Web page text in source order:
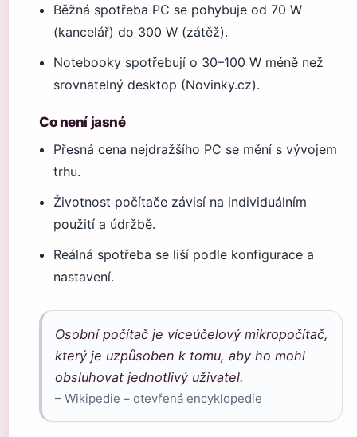
Běžná spotřeba PC se pohybuje od 70 W
(kancelář) do 300 W (zátěž).
Notebooky spotřebují o 30–100 W méně než
srovnatelný desktop (Novinky.cz).
Co není jasné
Přesná cena nejdražšího PC se mění s vývojem
trhu.
Životnost počítače závisí na individuálním
použití a údržbě.
Reálná spotřeba se liší podle konfigurace a
nastavení.
Osobní počítač je víceúčelový mikropočítač,
který je uzpůsoben k tomu, aby ho mohl
obsluhovat jednotlivý uživatel.
– Wikipedie – otevřená encyklopedie